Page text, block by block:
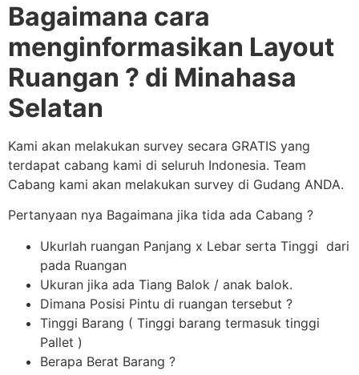
Bagaimana cara
menginformasikan Layout
Ruangan ? di Minahasa
Selatan
Kami akan melakukan survey secara GRATIS yang
terdapat cabang kami di seluruh Indonesia. Team
Cabang kami akan melakukan survey di Gudang ANDA.
Pertanyaan nya Bagaimana jika tida ada Cabang ?
Ukurlah ruangan Panjang x Lebar serta Tinggi dari
pada Ruangan
Ukuran jika ada Tiang Balok / anak balok.
Dimana Posisi Pintu di ruangan tersebut ?
Tinggi Barang ( Tinggi barang termasuk tinggi
Pallet )
Berapa Berat Barang ?